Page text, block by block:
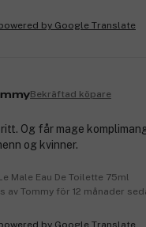
Bekräftad köpare
Og får mage
og kvinner.
Male Eau De Toilette 75ml
av Tommy för 12 månader